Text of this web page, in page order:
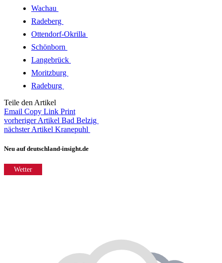
Wachau
Radeberg
Ottendorf-Okrilla
Schönborn
Langebrück
Moritzburg
Radeburg
Teile den Artikel
Email Copy Link Print
vorheriger Artikel Bad Belzig
nächster Artikel Kranepuhl
Neu auf deutschland-insight.de
Wetter